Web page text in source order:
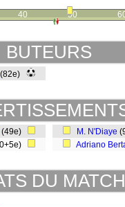
40 50
BUTEURS
(82e)
(49e)
M. N'Diaye
Adriano
DU MATCH